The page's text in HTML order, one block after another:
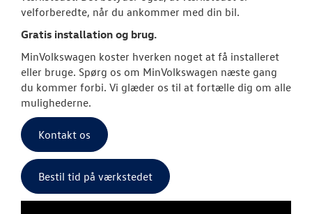
VW Connect
Hjulskifte
velforberedte, når du ankommer med din bil.
Gratis installation og brug.
MinVolkswagen koster hverken noget at få installeret
eller bruge. Spørg os om MinVolkswagen næste gang
du kommer forbi. Vi glæder os til at fortælle dig om alle
mulighederne.
Kontakt os
Bestil tid på værkstedet